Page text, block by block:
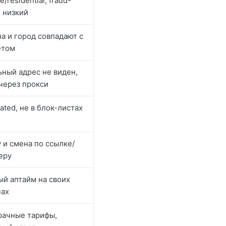
и город совпадают с
адрес не виден,
прокси
не в блок-листах
и смена по ссылке/
аптайм на своих
тарифы,